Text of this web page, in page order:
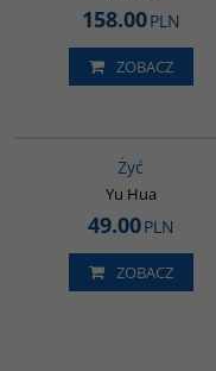
158.00PLN
ZOBACZ
Żyć
Yu Hua
49.00PLN
ZOBACZ